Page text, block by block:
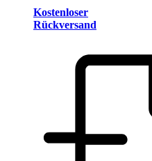
Kostenloser
Rückversand